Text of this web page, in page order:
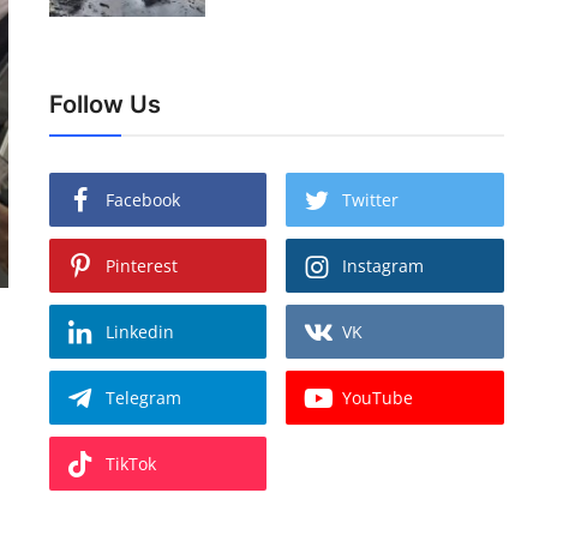
Follow Us
Facebook Twitter
Pinterest Instagram
Linkedin VK
Telegram YouTube
TikTok